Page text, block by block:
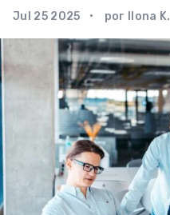
ES
Jul 25 2025 por Ilona K.